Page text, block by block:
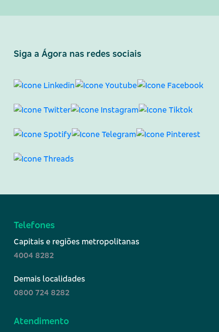
Siga a Ágora nas redes sociais
Telefones
Capitais e regiões metropolitanas
4004 8282
Demais localidades
0800 724 8282
Atendimento